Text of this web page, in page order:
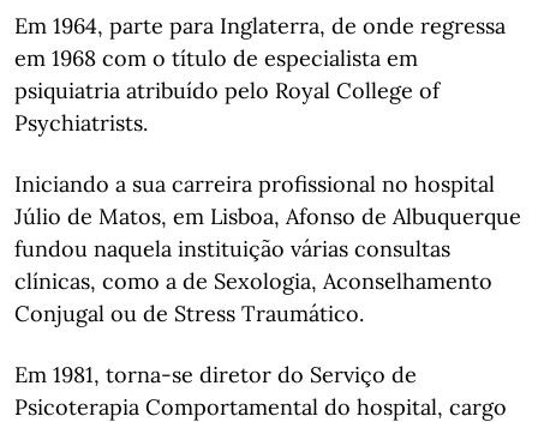
Em 1964, parte para Inglaterra, de onde regressa
em 1968 com o título de especialista em
psiquiatria atribuído pelo Royal College of
Psychiatrists.
Iniciando a sua carreira profissional no hospital
Júlio de Matos, em Lisboa, Afonso de Albuquerque
fundou naquela instituição várias consultas
clínicas, como a de Sexologia, Aconselhamento
Conjugal ou de Stress Traumático.
Em 1981, torna-se diretor do Serviço de
Psicoterapia Comportamental do hospital, cargo